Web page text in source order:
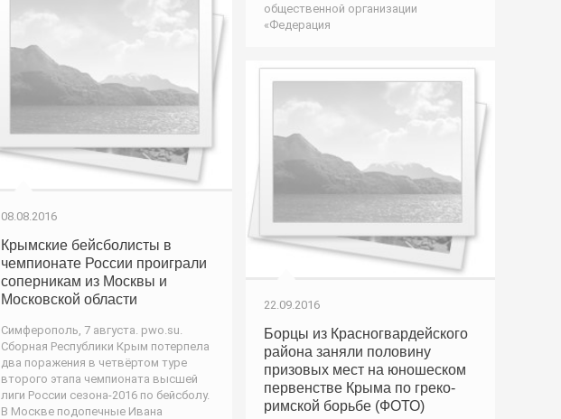
общественной организации
«Федерация
08.08.2016
Крымские бейсболисты в
чемпионате России проиграли
соперникам из Москвы и
Московской области
Симферополь, 7 августа. pwo.su.
Сборная Республики Крым потерпела
два поражения в четвёртом туре
второго этапа чемпионата высшей
лиги России сезона-2016 по бейсболу.
В Москве подопечные Ивана
22.09.2016
Борцы из Красногвардейского
района заняли половину
призовых мест на юношеском
первенстве Крыма по греко-
римской борьбе (ФОТО)